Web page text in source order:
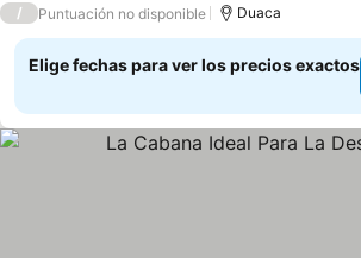
/ Puntuación no disponible Duaca
Elige fechas para ver los precios exactos